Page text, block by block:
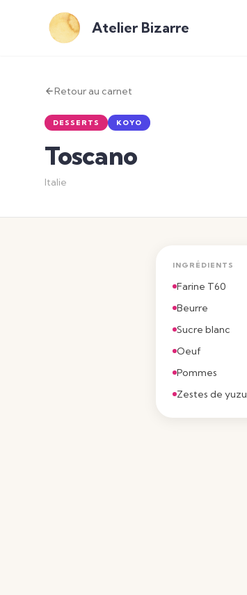
Atelier Bizarre
Retour au carnet
DESSERTS KOYO
Toscano
Italie
INGRÉDIENTS
Farine T60
Beurre
Sucre blanc
Oeuf
Pommes
Zestes de yuzu